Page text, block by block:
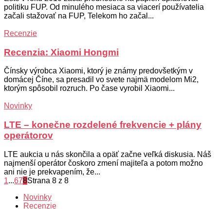
politiku FUP. Od minulého mesiaca sa viacerí používatelia
začali stažovať na FUP, Telekom ho začal...
Recenzie
Recenzia: Xiaomi Hongmi
Čínsky výrobca Xiaomi, ktorý je známy predovšetkým v
domácej Číne, sa presadil vo svete najmä modelom Mi2,
ktorým spôsobil rozruch. Po čase vyrobil Xiaomi...
Novinky
LTE – konečne rozdelené frekvencie + plány
operátorov
LTE aukcia u nás skončila a opäť začne veľká diskusia. Náš
najmenší operátor čoskoro zmení majiteľa a potom možno
ani nie je prekvapením, že...
1...678Strana 8 z 8
Novinky
Recenzie